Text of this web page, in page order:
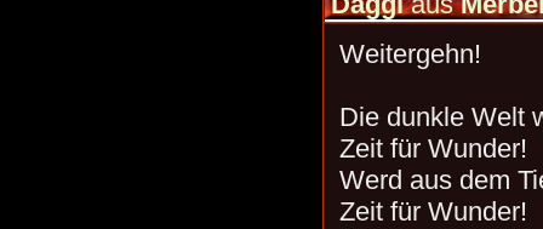
Weitergehn!
Die dunkle Welt
Zeit für Wunder!
Werd aus dem
Zeit für Wunder!